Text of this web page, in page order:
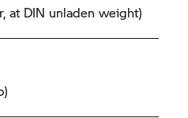
at DIN unladen weight)